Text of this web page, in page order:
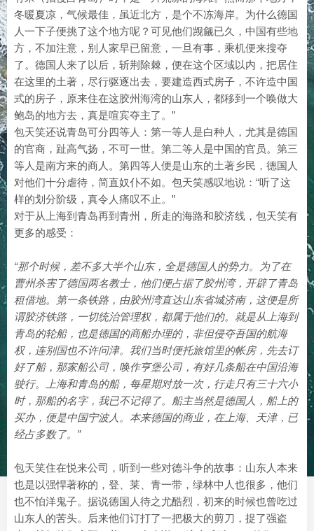
冬暖夏凉，气候最佳，虽近北方，是个不冻海岸。为什么德国
人一下子便挑了这个地方呢？可见他们觊觎已久，中国有些地
方，不加注意，别人家早已留意，一旦有事，乘机便来搜夺
了。德国人来了以后，斩荆除棘，便在这个区域以内，把居住
在这里的土著，尽行驱逐出去，要建造西式房子，不许造中国
式的房子，原来住在这胶州海湾的山东人，都移到一个唤做大
鲍岛的地方去，真是喧宾夺主了。”
包天笑还说青岛可分四等人：第一等人是白种人，尤其是德国
的官商，趾高气扬，不可一世。第二等人是中国的官员。第三
等人是南方来的商人。第四等人便是山东的土著乡民，德国人
对他们十分虐待，简直奴仆不如。包天笑感叹地说：“听了这
样的划分阶级，真令人痛叹不止。”
对于从上海到青岛再到青州，所走的海路和胶济线，包天笑有
更多的感受：
“那个时候，差不多大半个山东，全是德国人的势力。为了在
曹州杀害了德国两名教士，他们便占据了胶州湾，开辟了青岛
租借地。第一条铁路，由胶州湾直达山东省城济南，这便是所
谓胶济铁路，一切统治管理权，都属于他们的。就是从上海到
青岛的轮船，也是德国的商船办理的，非但侵夺吾国的航海
权，连别国也不许问津。我们当时便托旅馆里的帐房，先去订
好了船，那家船公司，唤作亨堡公司，有好几条船在中国沿海
驶行。上海和青岛的船，每星期对放一次，行走只有三十六小
时，那船的名字，我已不记得了。船主当然是德国人，船上的
买办，便是中国宁波人。本来德国的商业，在上海、天津，已
经占多数了。”
包天笑住在悦来公司，听到一些对德斗争的故事：山东人本来
也是以强悍著称的，登、莱、青一带，绿林中人也很多，他们
也不怕洋鬼子。据说德国人待之尤酷烈，初来的时候也曾吃过
山东人的苦头。后来他们订打了一把极大的剪刀，捉了强盗